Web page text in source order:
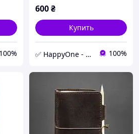
100%
600₴
Купить
✅ HappyOne - интернет-магазин оригинальных и полезных товаров 100%